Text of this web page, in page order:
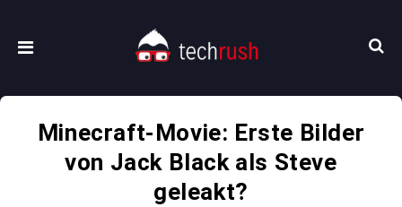
Minecraft-Movie: Erste Bilder
von Jack Black als Steve
geleakt?